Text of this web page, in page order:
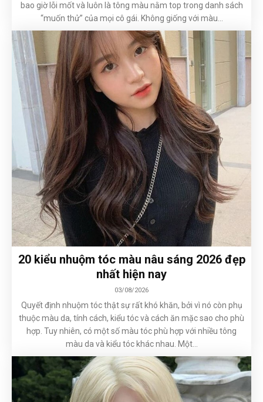
bao giờ lỗi mốt và luôn là tông màu nằm top trong danh sách
“muốn thử” của mọi cô gái. Không giống với màu...
20 kiểu nhuộm tóc màu nâu sáng 2026 đẹp
nhất hiện nay
03/08/2026
Quyết định nhuộm tóc thật sự rất khó khăn, bởi vì nó còn phụ
thuộc màu da, tính cách, kiểu tóc và cách ăn mặc sao cho phù
hợp. Tuy nhiên, có một số màu tóc phù hợp với nhiều tông
màu da và kiểu tóc khác nhau. Một...